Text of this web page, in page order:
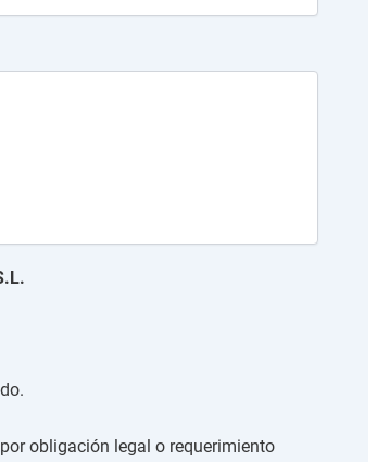
obligación legal o requerimiento